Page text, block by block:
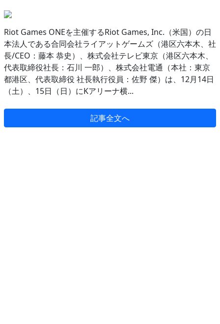
Riot Games ONEを主催するRiot Games, Inc.（米国）の日
本法人である合同会社ライアットゲームズ（港区六本木、社
長/CEO：藤本 恭史）、株式会社テレビ東京（港区六本木、
代表取締役社長：石川 一郎）、株式会社電通（本社：東京
都港区、代表取締役 社長執行役員：佐野 傑）は、12月14日
（土）、15日（日）にKアリーナ横...
記事全文へ